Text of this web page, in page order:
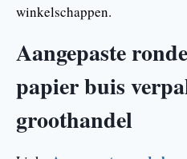
winkelschappen.
Aangepaste
papier buis
groothandel